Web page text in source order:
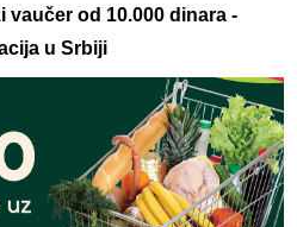
vaučer od 10.000 dinara -
u Srbiji